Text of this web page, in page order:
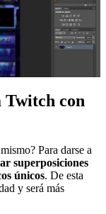
Twitch con
Para darse a
superposiciones
únicos. De esta
y será más